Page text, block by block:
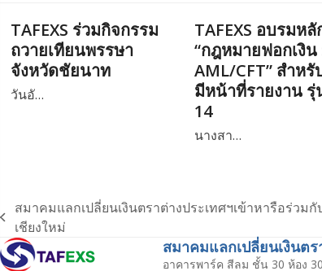
TAFEXS ร่วมกิจกรรม
ถวายเทียนพรรษา
จังหวัดชัยนาท
วันอั…
TAFEXS อบรมห
“กฎหมายฟอกเงิน
AML/CFT” สำหรั
มีหน้าที่รายงาน รุ่
14
นางสา…
previous
post:
สมาคมแลกเปลี่ยนเงินตราต่างประเทศฯเข้าหารือร่วมกั
เชียงใหม่
สมาคมแลกเปลี่ยนเงินตร
อาคารพาร์ค สีลม ชั้น 30 ห้อง